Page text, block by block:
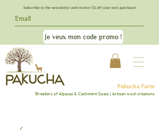
Pakucha Farm
Breedersof Alpacas & Cashmere Goats | Artisan wool creations
Subscribe to the newsletter and receive 5% off your next purchase!
Je veux mon code promo !